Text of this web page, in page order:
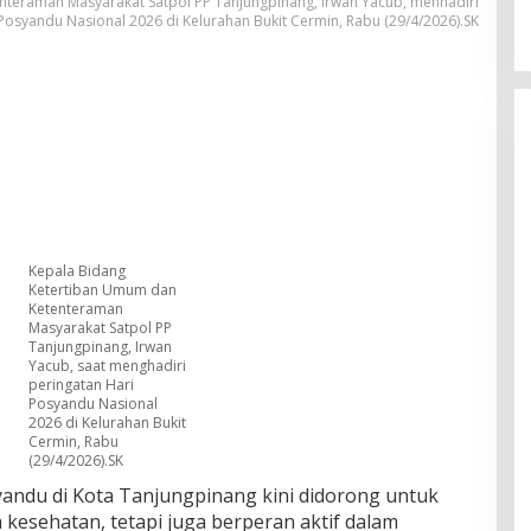
Nasional 2026 di Kelurahan Bukit Cermin, Rabu (29/4/2026).SK
Kepala Bidang
Ketertiban Umum dan
Ketenteraman
Masyarakat Satpol PP
Tanjungpinang, Irwan
Yacub, saat menghadiri
peringatan Hari
Posyandu Nasional
2026 di Kelurahan Bukit
Cermin, Rabu
(29/4/2026).SK
di Kota Tanjungpinang kini didorong untuk
tetapi juga berperan aktif dalam